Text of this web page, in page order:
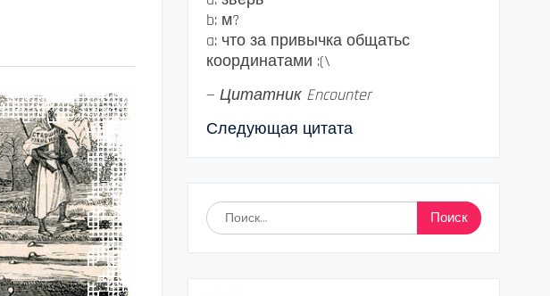
b: м?
a: что за привычка общатьс
координатами :(\
— Цитатник Encounter
Следующая цитата
Найти: